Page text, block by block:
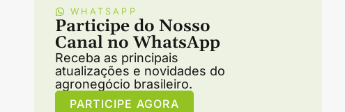
WHATSAPP
Participe do Nosso
Canal no WhatsApp
Receba as principais
atualizações e novidades do
agronegócio brasileiro.
PARTICIPE AGORA